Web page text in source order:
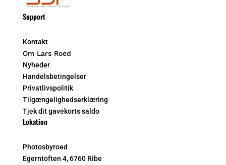
Support
Kontakt
Om Lars Roed
Nyheder
Handelsbetingelser
Privatlivspolitik
Tilgængelighedserklæring
Tjek dit gavekorts saldo
Lokation
Photosbyroed
Egerntoften 4, 6760 Ribe